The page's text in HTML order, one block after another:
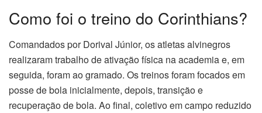
Como foi o treino do Corinthians?
Comandados por Dorival Júnior, os atletas alvinegros
realizaram trabalho de ativação física na academia e, em
seguida, foram ao gramado. Os treinos foram focados em
posse de bola inicialmente, depois, transição e
recuperação de bola. Ao final, coletivo em campo reduzido